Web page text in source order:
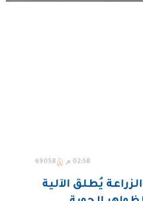
02:58 م 69058
يُطلق الآلية